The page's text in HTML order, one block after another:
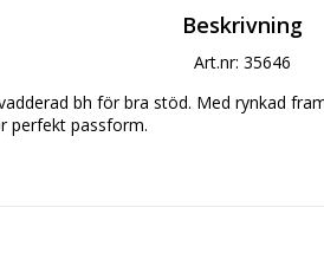
Beskrivning
Art.nr: 35646
bh för bra stöd. Med rynkad
perfekt passform.